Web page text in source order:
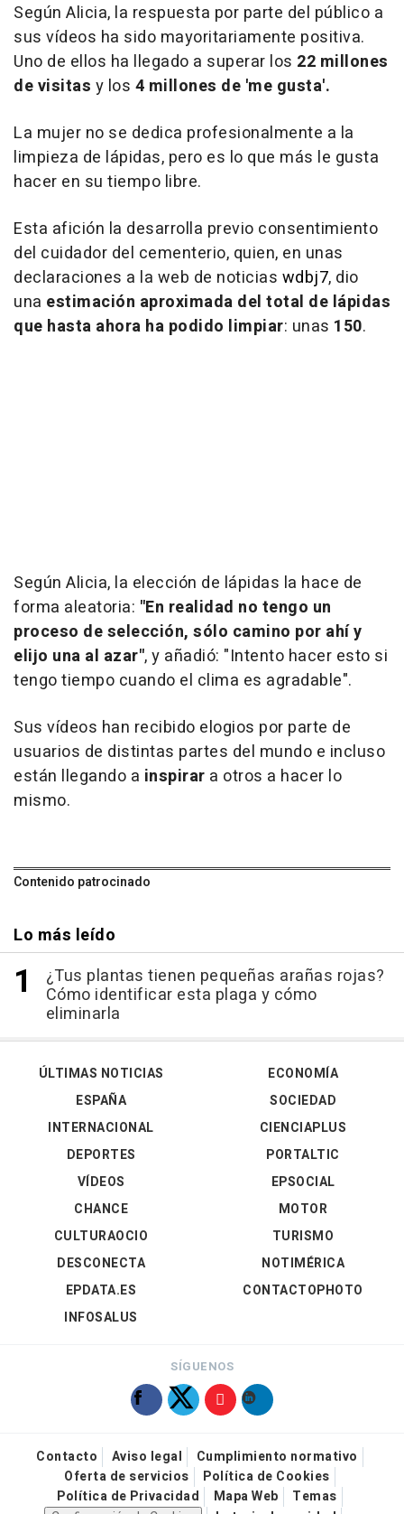
Según Alicia, la respuesta por parte del público a
sus vídeos ha sido mayoritariamente positiva.
Uno de ellos ha llegado a superar los 22 millones
de visitas y los 4 millones de 'me gusta'.
La mujer no se dedica profesionalmente a la
limpieza de lápidas, pero es lo que más le gusta
hacer en su tiempo libre.
Esta afición la desarrolla previo consentimiento
del cuidador del cementerio, quien, en unas
declaraciones a la web de noticias wdbj7, dio
una estimación aproximada del total de lápidas
que hasta ahora ha podido limpiar: unas 150.
Según Alicia, la elección de lápidas la hace de
forma aleatoria: "En realidad no tengo un
proceso de selección, sólo camino por ahí y
elijo una al azar", y añadió: "Intento hacer esto si
tengo tiempo cuando el clima es agradable".
Sus vídeos han recibido elogios por parte de
usuarios de distintas partes del mundo e incluso
están llegando a inspirar a otros a hacer lo
mismo.
Contenido patrocinado
Lo más leído
¿Tus plantas tienen pequeñas arañas rojas?
Cómo identificar esta plaga y cómo
eliminarla
ÚLTIMAS NOTICIAS
ESPAÑA
INTERNACIONAL
DEPORTES
VÍDEOS
ECONOMÍA
SOCIEDAD
CIENCIAPLUS
PORTALTIC
EPSOCIAL
CHANCE
CULTURAOCIO
DESCONECTA
EPDATA.ES
INFOSALUS
MOTOR
TURISMO
NOTIMÉRICA
CONTACTOPHOTO
SÍGUENOS
Contacto Aviso legal
Cumplimiento normativo
Oferta de servicios
Política de Cookies
Política de Privacidad
Mapa Web
Temas